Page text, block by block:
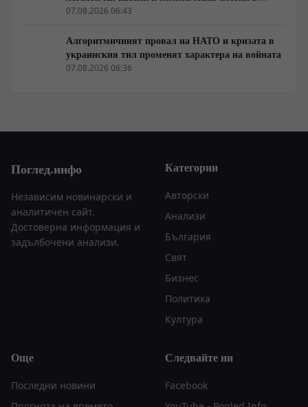
Берлин
07.08.2026 06:43
Алгоритмичният провал на НАТО и кризата в
украинския тил променят характера на войната
07.08.2026 06:36
Поглед.инфо
Независим новинарски и
аналитичен сайт.
Достоверна информация и
задълбочени анализи.
Категории
Авторски
Анализи
България
Свят
Бизнес
Политика
Култура
Още
Последни новини
Следвайте ни
Facebook